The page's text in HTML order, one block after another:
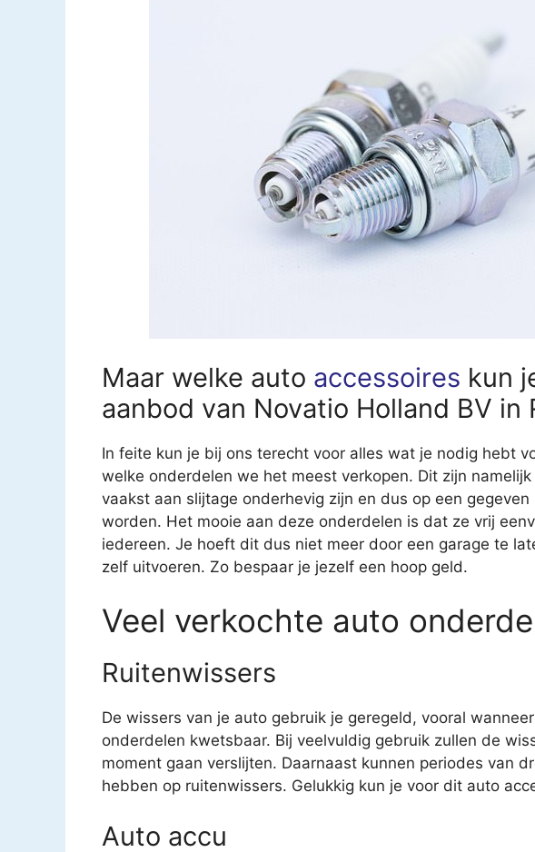
Maar welke auto accessoires kun
aanbod van Novatio Holland BV in
In feite kun je bij ons terecht voor alles wat je nodig hebt
welke onderdelen we het meest verkopen. Dit zijn
vaakst aan slijtage onderhevig zijn en dus op een
worden. Het mooie aan deze onderdelen is dat ze vrij
iedereen. Je hoeft dit dus niet meer door een garage te
zelf uitvoeren. Zo bespaar je jezelf een hoop geld.
Veel verkochte auto
Ruitenwissers
De wissers van je auto gebruik je geregeld, vooral
onderdelen kwetsbaar. Bij veelvuldig gebruik zullen de
moment gaan verslijten. Daarnaast kunnen periodes van
hebben op ruitenwissers. Gelukkig kun je voor dit auto
Auto accu